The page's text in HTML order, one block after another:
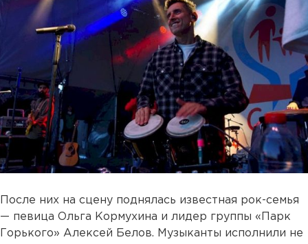
После них на сцену поднялась известная рок-семья
— певица Ольга Кормухина и лидер группы «Парк
Горького» Алексей Белов. Музыканты исполнили не